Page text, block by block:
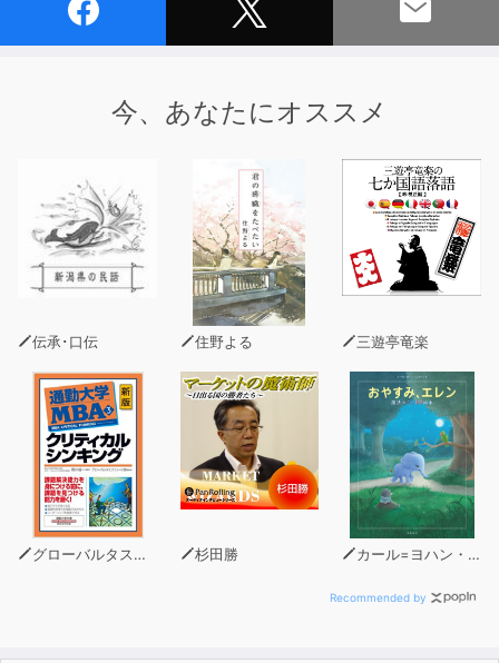
今、あなたにオススメ
伝承･口伝 住野よる 三遊亭竜楽
グローバルタスクフォース 杉田勝 カール=ヨハン・エリーン（著）
Recommended by